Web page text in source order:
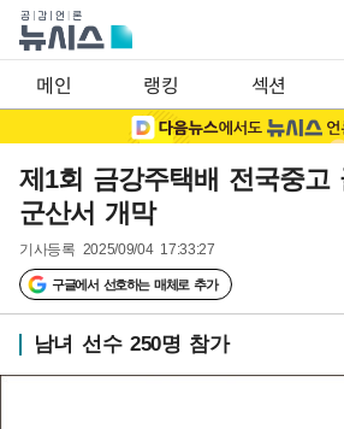
메인 랭킹 섹션
제1회 금강주택배 전국중고
군산서 개막
기사등록 2025/09/04 17:33:27
구글에서 선호하는 매체로 추가
남녀 선수 250명 참가